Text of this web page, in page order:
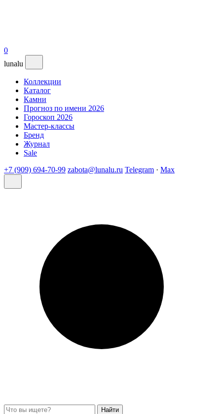
0
lunalu
Коллекции
Каталог
Камни
Прогноз по имени 2026
Гороскоп 2026
Мастер-классы
Бренд
Журнал
Sale
+7 (909) 694-70-99 zabota@lunalu.ru Telegram · Max
Найти